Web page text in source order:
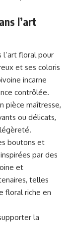
l’art
l’art floral pour
et ses coloris
incarne
contrôlée.
pièce maîtresse,
ou délicats,
boutons et
par des
et
telles
floral riche en
la